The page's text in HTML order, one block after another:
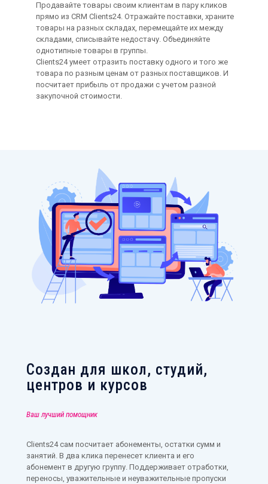
Продавайте товары своим клиентам в пару кликов
прямо из CRM Clients24. Отражайте поставки, храните
товары на разных складах, перемещайте их между
складами, списывайте недостачу. Объединяйте
однотипные товары в группы.
Clients24 умеет отразить поставку одного и того же
товара по разным ценам от разных поставщиков. И
посчитает прибыль от продажи с учетом разной
закупочной стоимости.
Создан для школ, студий,
центров и курсов
Ваш лучший помощник
Clients24 сам посчитает абонементы, остатки сумм и
занятий. В два клика перенесет клиента и его
абонемент в другую группу. Поддерживает отработки,
переносы, уважительные и неуважительные пропуски